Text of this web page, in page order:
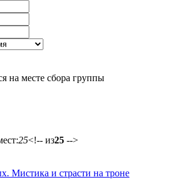
на месте сбора группы
25<!-- из25 -->
Мистика и страсти на троне